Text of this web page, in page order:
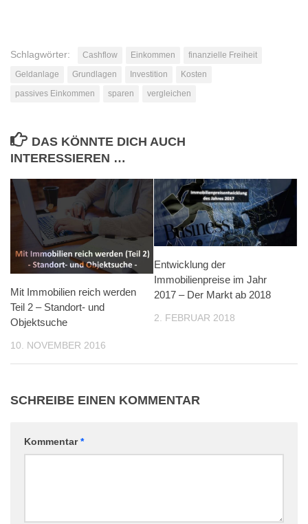
Schlagwörter: Cashflow Einkommen
finanzielle Freiheit
Geldanlage
Grundlagen Investition
Kosten
passives Einkommen
sparen vergleichen
DAS KÖNNTE DICH AUCH
INTERESSIEREN …
Mit Immobilien reich werden
Teil 2 – Standort- und
Objektsuche
10. NOVEMBER 2016
Entwicklung der
Immobilienpreise im Jahr
2017 – Der Markt ab 2018
2. FEBRUAR 2018
SCHREIBE EINEN KOMMENTAR
Kommentar*